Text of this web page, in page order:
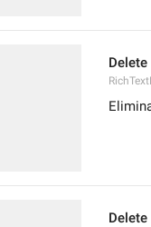
Delete
Delete